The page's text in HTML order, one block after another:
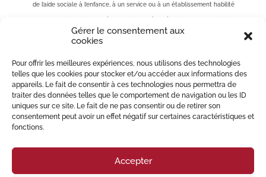
Gérer le consentement aux
cookies
Pour offrir les meilleures expériences, nous utilisons des technologies
telles que les cookies pour stocker et/ou accéder aux informations des
appareils. Le fait de consentir à ces technologies nous permettra de
traiter des données telles que le comportement de navigation ou les ID
uniques sur ce site. Le fait de ne pas consentir ou de retirer son
consentement peut avoir un effet négatif sur certaines caractéristiques et
fonctions.
Accepter
de l’aide sociale à l’enfance, à un service ou à un établissement habilité
ou d’éducation ordinaire ou spécialisé…
Une mesure d’assistance éducative peut ainsi conduire à une séparation
de l’enfant avec sa mère et/ou son père. Il est donc fortement conseillé
de recourir à unAvocatcar celui-ci pourra consulter le dossier et surtout,
faire des observations lors de l’audience dans l’intérêt de la personne qu’il
Le cabinetMIGLIORE PERREY Avocatsassiste de nombreuses familles en
matière de droit de la famille et d’assistance éducative :